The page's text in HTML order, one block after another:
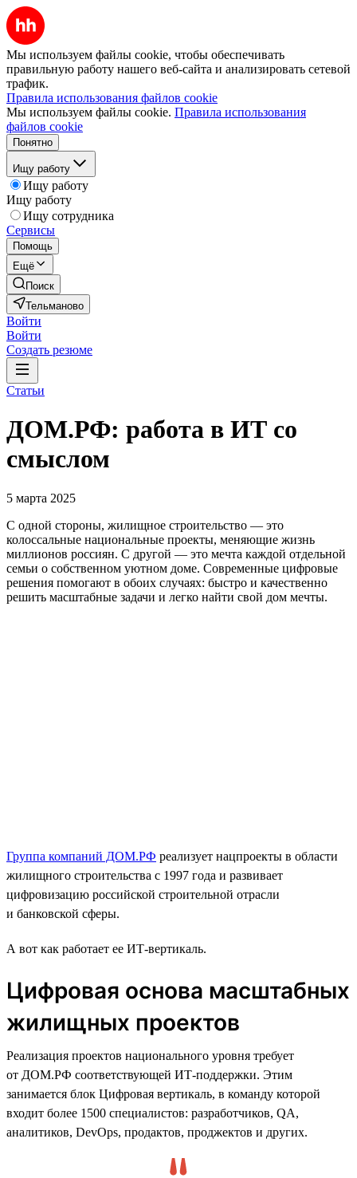
Мы используем файлы cookie, чтобы обеспечивать
правильную работу нашего веб-сайта и анализировать сетевой
трафик.
Правила использования файлов cookie
Мы используем файлы cookie. Правила использования
файлов cookie
Понятно
Ищу работу
Ищу работу
Ищу работу
Ищу сотрудника
Сервисы
Помощь
Ещё
Поиск
Тельманово
Войти
Войти
Создать резюме
Статьи
ДОМ.РФ: работа в ИТ со
смыслом
5 марта 2025
С одной стороны, жилищное строительство — это
колоссальные национальные проекты, меняющие жизнь
миллионов россиян. С другой — это мечта каждой отдельной
семьи о собственном уютном доме. Современные цифровые
решения помогают в обоих случаях: быстро и качественно
решить масштабные задачи и легко найти свой дом мечты.
Группа компаний ДОМ.РФ реализует нацпроекты в области
жилищного строительства с 1997 года и развивает
цифровизацию российской строительной отрасли
и банковской сферы.
А вот как работает ее ИТ-вертикаль.
Цифровая основа масштабных
жилищных проектов
Реализация проектов национального уровня требует
от ДОМ.РФ соответствующей ИТ-поддержки. Этим
занимается блок Цифровая вертикаль, в команду которой
входит более 1500 специалистов: разработчиков, QA,
аналитиков, DevOps, продактов, проджектов и других.